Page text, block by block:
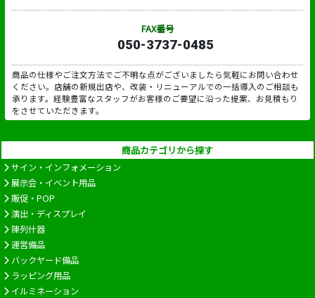
FAX番号
050-3737-0485
商品の仕様やご注文方法でご不明な点がございましたら気軽にお問い合わせ
ください。店舗の新規出店や、改装・リニューアルでの一括導入のご相談も
承ります。経験豊富なスタッフがお客様のご要望に沿った提案、お見積もり
をさせていただきます。
商品カテゴリから探す
サイン・インフォメーション
展示会・イベント用品
販促・POP
演出・ディスプレイ
陳列什器
運営備品
バックヤード備品
ラッピング用品
イルミネーション